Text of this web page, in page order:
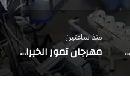
هيئة الأمر بالمعروف في الباحة تُفعّل الحافلة التوعوية بمهرجان العسل الدولي الثامن عشر
منذ ساعتين
مهرجان تمور الخبراء يستقطب الزوار على مساحة 50 ألف متر مربع